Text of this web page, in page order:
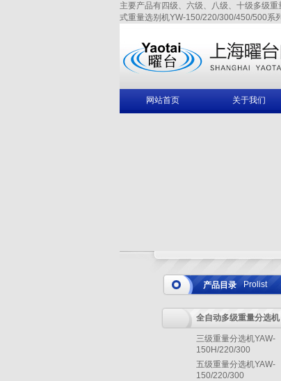
主要产品有四级、六级、八级、十级多级
式重量选别机YW-150/220/300/450/500系
网站首页 关于我们
产品目录 Prolist
全自动多级重量分选机
三级重量分选机YAW-
150H/220/300
五级重量分选机YAW-
150/220/300